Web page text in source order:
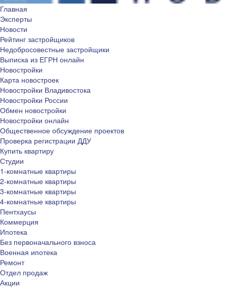
Главная
Эксперты
Новости
Рейтинг застройщиков
Недобросовестные застройщики
Выписка из ЕГРН онлайн
Новостройки
Карта новостроек
Новостройки Владивостока
Новостройки России
Обмен новостройки
Новостройки онлайн
Общественное обсуждение проектов
Проверка регистрации ДДУ
Купить квартиру
Студии
1-комнатные квартиры
2-комнатные квартиры
3-комнатные квартиры
4-комнатные квартиры
Пентхаусы
Коммерция
Ипотека
Без первоначального взноса
Военная ипотека
Ремонт
Отдел продаж
Акции